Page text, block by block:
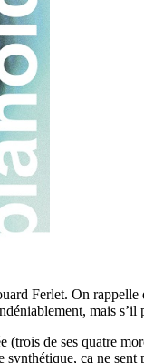
Ferlet. On
mais
(trois de ses quatre
ça ne